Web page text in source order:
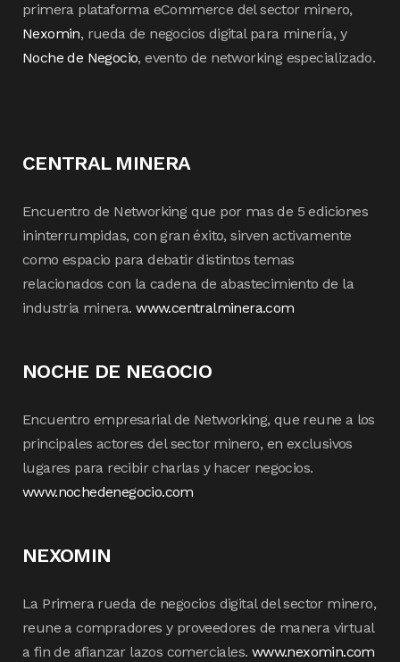
primera plataforma eCommerce del sector minero,
Nexomin, rueda de negocios digital para minería, y
Noche de Negocio, evento de networking especializado.
CENTRAL MINERA
Encuentro de Networking que por mas de 5 ediciones
ininterrumpidas, con gran éxito, sirven activamente
como espacio para debatir distintos temas
relacionados con la cadena de abastecimiento de la
industria minera.www.centralminera.com
NOCHE DE NEGOCIO
Encuentro empresarial de Networking, que reune a los
principales actores del sector minero, en exclusivos
lugares para recibir charlas y hacer negocios.
www.nochedenegocio.com
NEXOMIN
La Primera rueda de negocios digital del sector minero,
reune a compradores y proveedores de manera virtual
a fin de afianzar lazos comerciales. www.nexomin.com